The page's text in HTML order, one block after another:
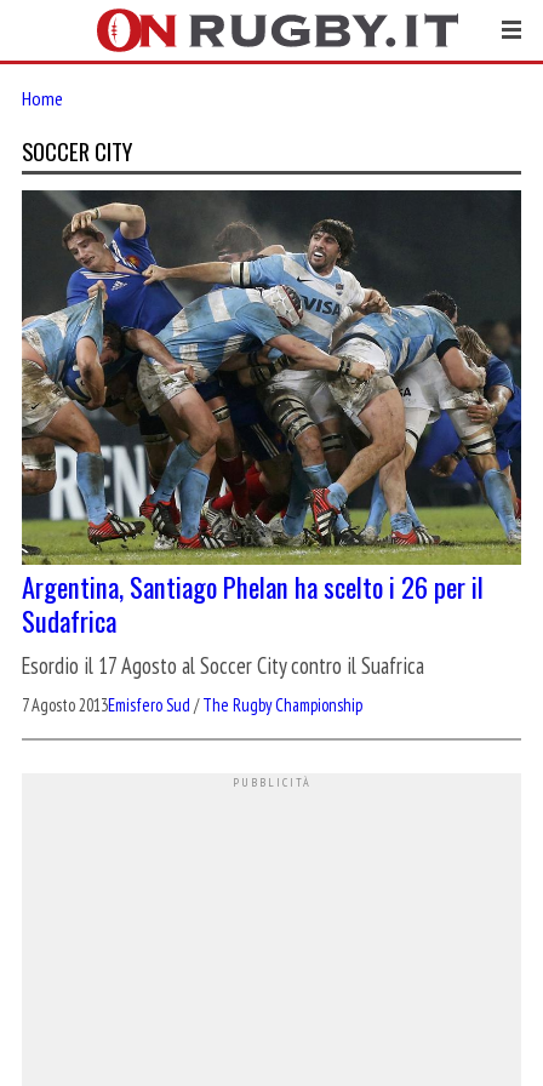
Home
SOCCER CITY
Argentina, Santiago Phelan ha scelto i 26 per il
Sudafrica
Esordio il 17 Agosto al Soccer City contro il Suafrica
7 Agosto 2013Emisfero Sud /The Rugby Championship